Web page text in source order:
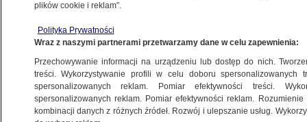
"Niezapomniany widok"
29.10.2024, 11:48
Udostępnij
plików cookie i reklam”.
Polityka Prywatności
Wraz z naszymi partnerami przetwarzamy dane w celu zapewnienia:
Przechowywanie informacji na urządzeniu lub dostęp do nich.
treści. Wykorzystywanie profili w celu doboru spersonalizowanych
spersonalizowanych reklam. Pomiar efektywności treści.
spersonalizowanych reklam. Pomiar efektywności reklam.
kombinacji danych z różnych źródeł. Rozwój i ulepszanie usług.